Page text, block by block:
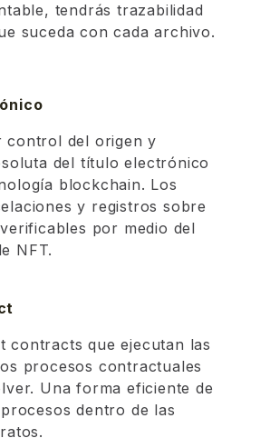
tendrás trazabilidad
suceda con cada archivo.
control del origen y
del título electrónico
blockchain. Los
y registros sobre
por medio del
NFT.
contracts que ejecutan las
procesos contractuales
Una forma eficiente de
dentro de las